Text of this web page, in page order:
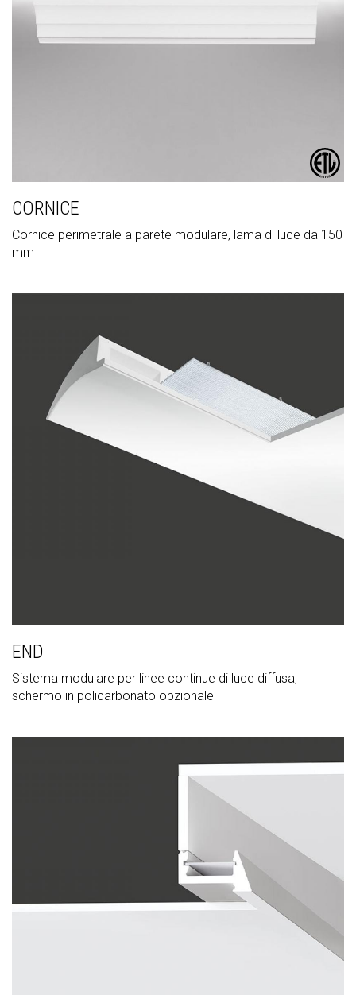
CORNICE
Cornice perimetrale a parete modulare, lama di luce da 150
mm
END
Sistema modulare per linee continue di luce diffusa,
schermo in policarbonato opzionale